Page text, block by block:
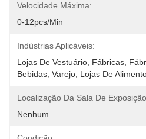
Velocidade Máxima:
0-12pcs/min
Indústrias Aplicáveis:
Lojas De Vestuário, Fábricas,
Bebidas, Varejo, Lojas De
Localização Da Sala De
Nenhum